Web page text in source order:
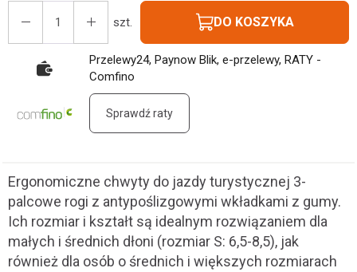
szt. DO KOSZYKA
Przelewy24, Paynow Blik, e-przelewy, RATY -
Comfino
Sprawdź raty
Ergonomiczne chwyty do jazdy turystycznej 3-
palcowe rogi z antypoślizgowymi wkładkami z gumy.
Ich rozmiar i kształt są idealnym rozwiązaniem dla
małych i średnich dłoni (rozmiar S: 6,5-8,5), jak
również dla osób o średnich i większych rozmiarach